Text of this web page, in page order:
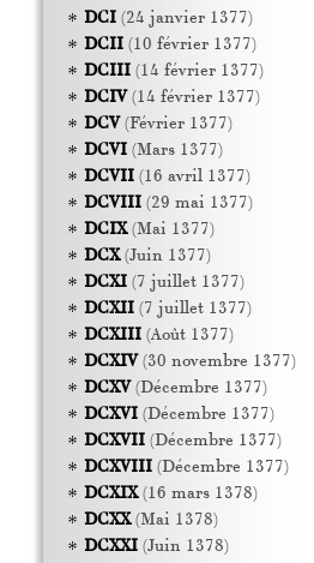
DCI(24 janvier 1377)
DCII(10 février 1377)
DCIII(14 février 1377)
DCIV(14 février 1377)
DCV(Février 1377)
DCVI(Mars 1377)
DCVII(16 avril 1377)
DCVIII(29 mai 1377)
DCIX(Mai 1377)
DCX(Juin 1377)
DCXI(7 juillet 1377)
DCXII(7 juillet 1377)
DCXIII(Août 1377)
DCXIV(30 novembre 1377)
DCXV(Décembre 1377)
DCXVI(Décembre 1377)
DCXVII(Décembre 1377)
DCXVIII(Décembre 1377)
DCXIX(16 mars 1378)
DCXX(Mai 1378)
DCXXI(Juin 1378)